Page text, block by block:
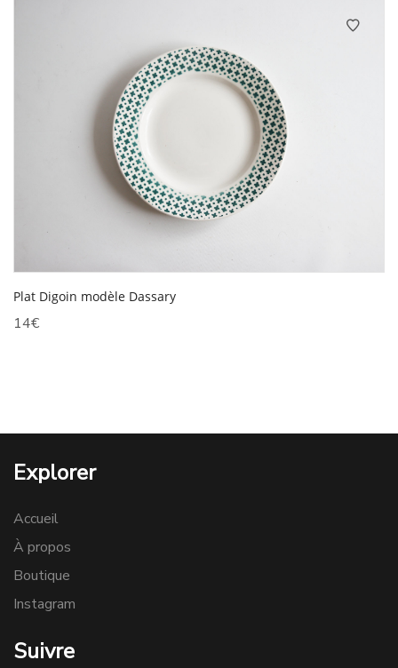
Plat Digoin modèle Dassary
14€
Explorer
Accueil
À propos
Boutique
Instagram
Suivre